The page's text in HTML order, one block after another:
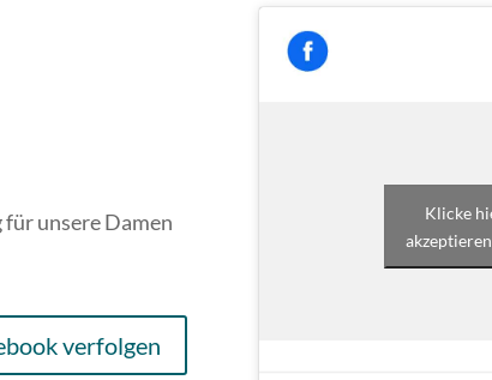
für unsere Damen
verfolgen
Klicke